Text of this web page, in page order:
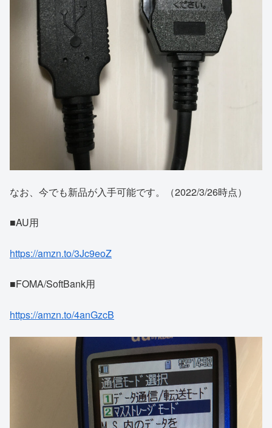
なお、今でも新品が入手可能です。（2022/3/26時点）
■AU用
https://amzn.to/3Jc9eoZ
■FOMA/SoftBank用
https://amzn.to/4anGzcB